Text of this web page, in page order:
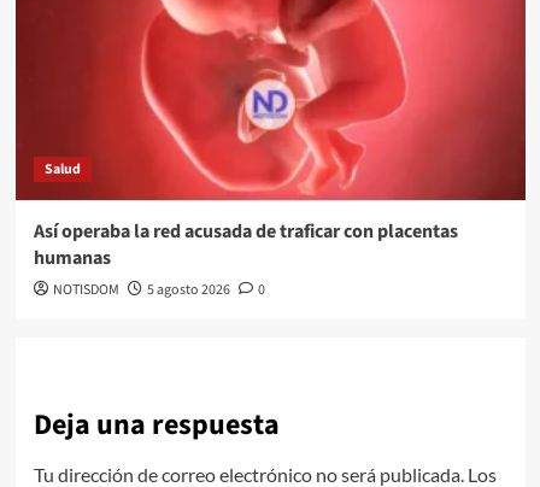
Salud
Así operaba la red acusada de traficar con placentas
humanas
NOTISDOM 5 agosto 2026 0
Deja una respuesta
Tu dirección de correo electrónico no será publicada. Los